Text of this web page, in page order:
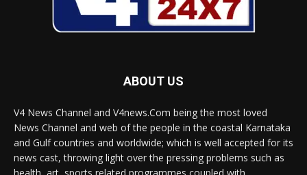
ABOUT US
V4 News Channel and V4news.Com being the most loved
News Channel and web of the people in the coastal Karnataka
and Gulf countries and worldwide; which is well accepted for its
news cast, throwing light over the pressing problems such as